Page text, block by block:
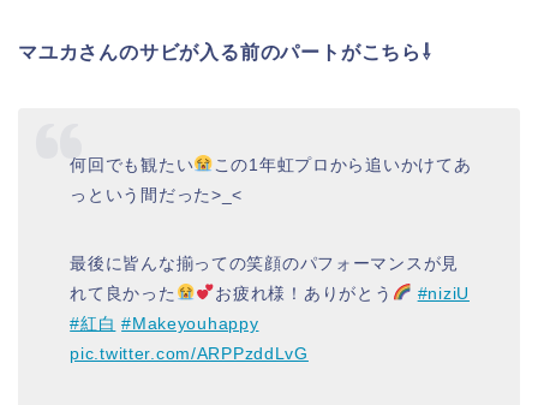
マユカさんのサビが入る前のパートがこちら⇩
何回でも観たい
この1年虹プロから追いかけてあ
っという間だった>_<
最後に皆んな揃っての笑顔のパフォーマンスが見
れて良かった
お疲れ様！ありがとう
#niziU
#紅白 #Makeyouhappy
pic.twitter.com/ARPPzddLvG